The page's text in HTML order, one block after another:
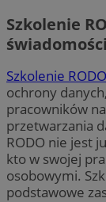
Szkolenie
Szkolenie RODO
ochrony
pracowników
przetwarzania
RODO nie jest
kto w swojej
osobowymi.
podstawowe